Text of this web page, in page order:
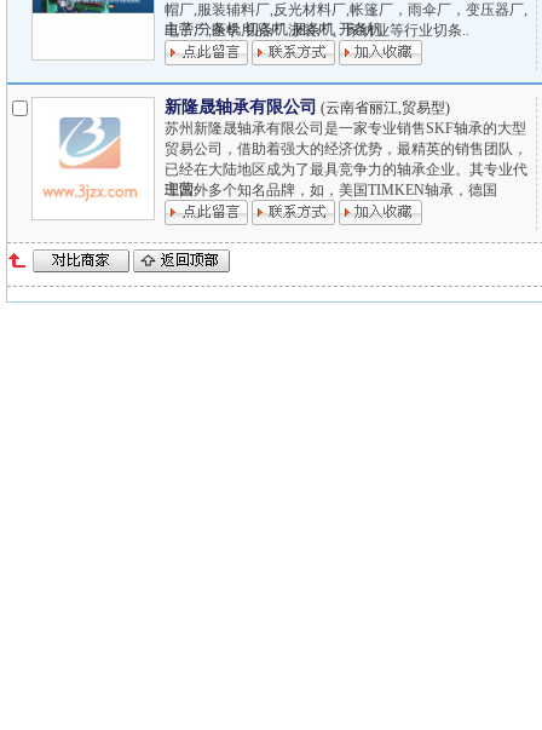
帽厂,服装辅料厂,反光材料厂,帐篷厂，雨伞厂，变压器厂,
电子厂,医学用品厂.泳装厂、家纺业等行业切条..
主营:分条机 切条机 捆条机 开条机
新隆晟轴承有限公司 (云南省丽江,贸易型)
苏州新隆晟轴承有限公司是一家专业销售SKF轴承的大型
贸易公司，借助着强大的经济优势，最精英的销售团队，
已经在大陆地区成为了最具竞争力的轴承企业。其专业代
理国外多个知名品牌，如，美国TIMKEN轴承，德国
FAG..
主营: